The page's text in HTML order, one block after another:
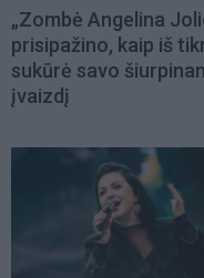
„Zombė Angelina
prisipažino, kaip iš
sukūrė savo
įvaizdį